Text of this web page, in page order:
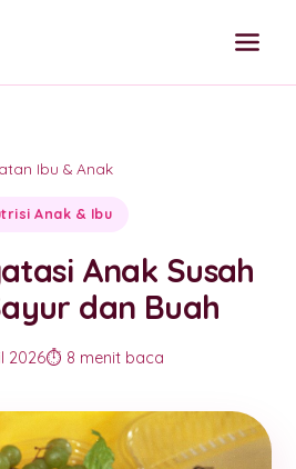
Ibu & Anak
Anak & Ibu
Anak Susah
dan Buah
2026⏱️ 8 menit baca